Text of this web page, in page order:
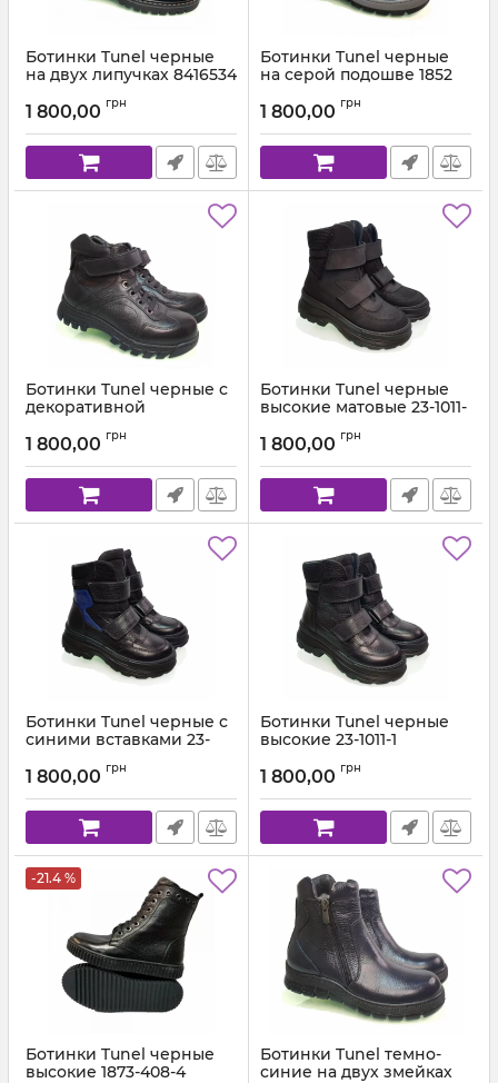
Ботинки Tunel черные
на двух липучках 8416534
1 800,00 грн
Ботинки Tunel черные
на серой подошве 1852
1 800,00 грн
Ботинки Tunel черные с
декоративной
Артикул: 1752-120-146 (31-36)
1 800,00 грн
Ботинки Tunel черные
высокие матовые 23-1011-
Артикул: 23-1011-2 (31-36)
1 800,00 грн
Ботинки Tunel черные с
синими вставками 23-
Артикул: 23-1010-01 (31-36)
1 800,00 грн
Ботинки Tunel черные
высокие 23-1011-1
1 800,00 грн
-21.4 %
Ботинки Tunel черные
высокие 1873-408-4
Ботинки Tunel темно-
синие на двух змейках